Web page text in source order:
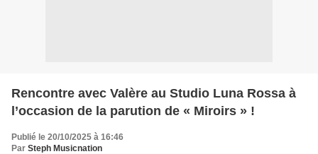
Rencontre avec Valère au Studio Luna Rossa à
l’occasion de la parution de « Miroirs » !
Publié le 20/10/2025 à 16:46
Par Steph Musicnation